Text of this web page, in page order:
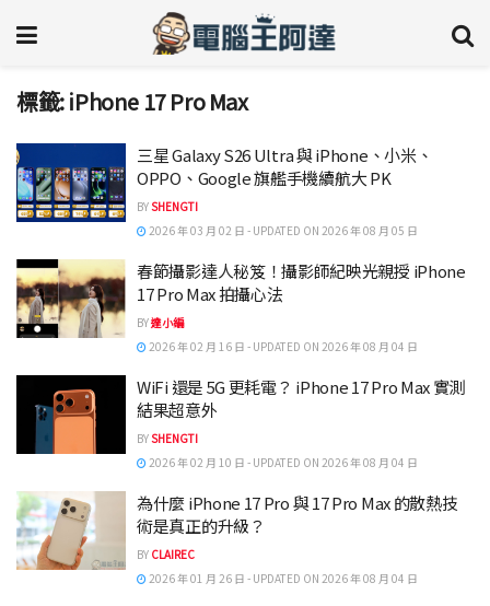
標籤:iPhone 17 Pro Max
三星 Galaxy S26 Ultra 與 iPhone、小米、
OPPO、Google 旗艦手機續航大 PK
BYSHENGTI
2026 年 03 月 02 日 - UPDATED ON 2026 年 08 月 05 日
春節攝影達人秘笈！攝影師紀映光親授 iPhone
17 Pro Max 拍攝心法
BY達小編
2026 年 02 月 16 日 - UPDATED ON 2026 年 08 月 04 日
WiFi 還是 5G 更耗電？ iPhone 17 Pro Max 實測
結果超意外
BYSHENGTI
2026 年 02 月 10 日 - UPDATED ON 2026 年 08 月 04 日
為什麼 iPhone 17 Pro 與 17 Pro Max 的散熱技
術是真正的升級？
BY CLAIREC
2026 年 01 月 26 日 - UPDATED ON 2026 年 08 月 04 日